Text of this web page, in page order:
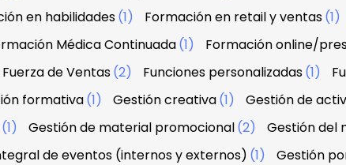
en habilidades(1) Formación en retail y ventas(1)
Médica Continuada(1) Formación online/
Fuerza de Ventas(2) Funciones personalizadas(1)
formativa(1) Gestión creativa(1) Gestión de
(1) Gestión de material promocional(2) Gestión del
de eventos (internos y externos) (1) Gestión